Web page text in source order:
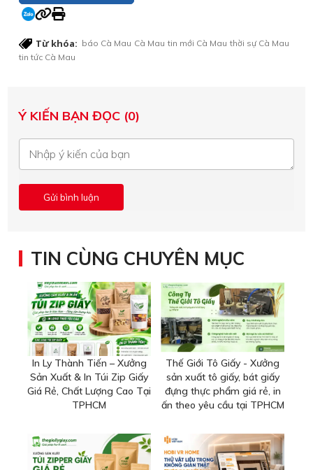
Từ khóa: báo Cà Mau Cà Mau tin mới Cà Mau thời sự Cà Mau
tin tức Cà Mau
Ý KIẾN BẠN ĐỌC (0)
TIN CÙNG CHUYÊN MỤC
In Ly Thành Tiến – Xưởng
Sản Xuất & In Túi Zip Giấy
Giá Rẻ, Chất Lượng Cao Tại
TPHCM
Thế Giới Tô Giấy - Xưởng
sản xuất tô giấy, bát giấy
đựng thực phẩm giá rẻ, in
ấn theo yêu cầu tại TPHCM